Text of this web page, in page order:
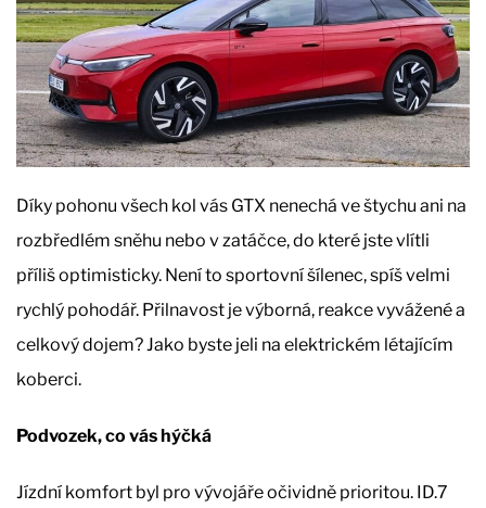
Díky pohonu všech kol vás GTX nenechá ve štychu ani na
rozbředlém sněhu nebo v zatáčce, do které jste vlítli
příliš optimisticky. Není to sportovní šílenec, spíš velmi
rychlý pohodář. Přilnavost je výborná, reakce vyvážené a
celkový dojem? Jako byste jeli na elektrickém létajícím
koberci.
Podvozek, co vás hýčká
Jízdní komfort byl pro vývojáře očividně prioritou. ID.7